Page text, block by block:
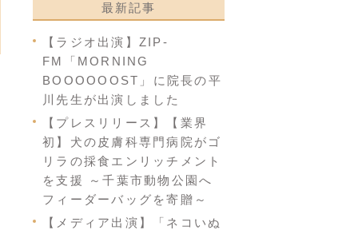
最新記事
【ラジオ出演】ZIP-
FM「MORNING
BOOOOOOST」に院長の平
川先生が出演しました
【プレスリリース】【業界
初】犬の皮膚科専門病院がゴ
リラの採食エンリッチメント
を支援 ～千葉市動物公園へ
フィーダーバッグを寄贈～
【メディア出演】「ネコいぬ